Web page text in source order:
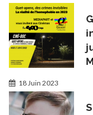
18 Juin 2023